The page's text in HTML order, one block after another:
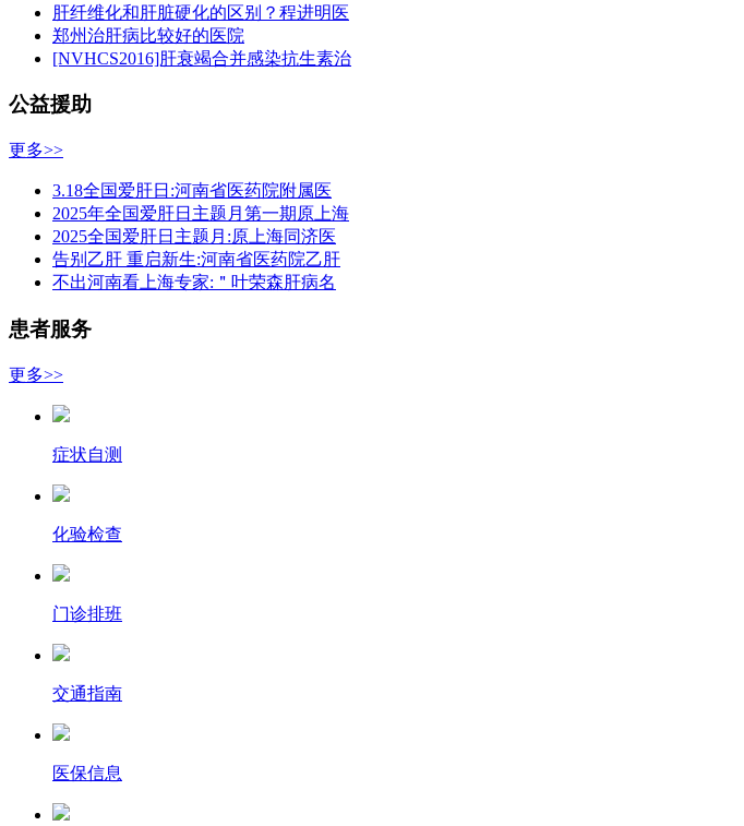
肝纤维化和肝脏硬化的区别？程进明医
郑州治肝病比较好的医院
[NVHCS2016]肝衰竭合并感染抗生素治
公益援助
更多>>
3.18全国爱肝日:河南省医药院附属医
2025年全国爱肝日主题月第一期原上海
2025全国爱肝日主题月:原上海同济医
告别乙肝 重启新生:河南省医药院乙肝
不出河南看上海专家:＂叶荣森肝病名
患者服务
更多>>
症状自测
化验检查
门诊排班
交通指南
医保信息